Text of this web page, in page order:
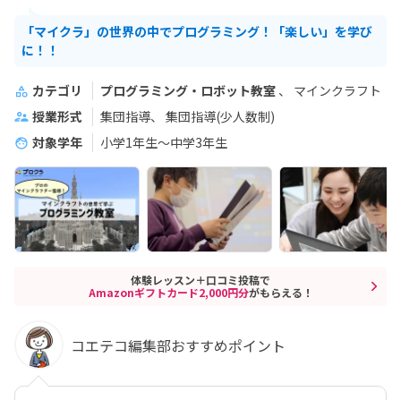
「マイクラ」の世界の中でプログラミング！「楽しい」を学び
に！！
カテゴリ プログラミング・ロボット教室
マインクラフト
授業形式
集団指導
集団指導(少人数制)
対象学年
小学1年生～中学3年生
体験レッスン＋口コミ投稿で
Amazonギフトカード2,000円分がもらえる！
コエテコ編集部おすすめポイント